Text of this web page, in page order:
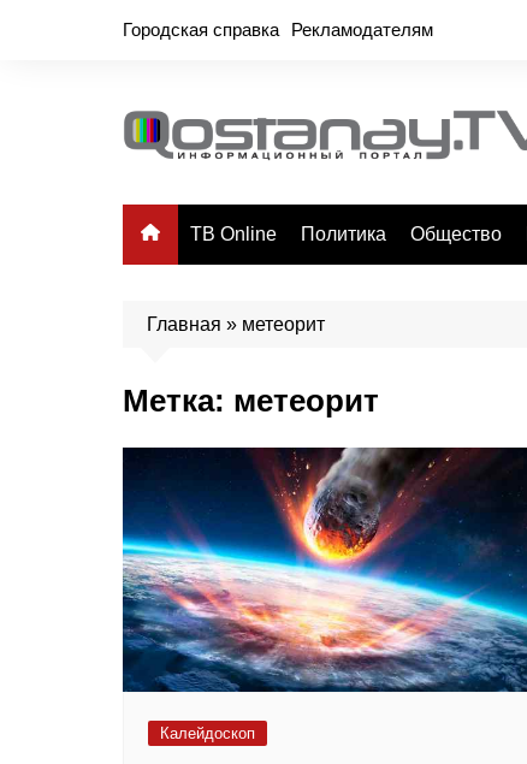
Городская справка Рекламодателям
ТВ Online Политика Общество
Главная » метеорит
Метка: метеорит
Калейдоскоп